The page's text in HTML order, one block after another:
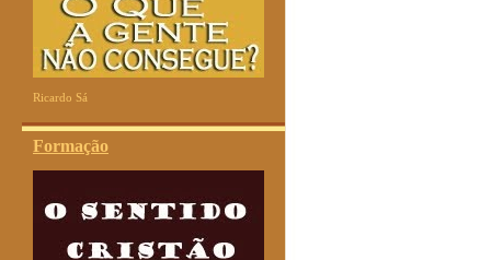
Ricardo Sá
Formação